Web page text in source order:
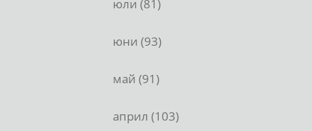
юли (81)
юни (93)
май (91)
април (103)